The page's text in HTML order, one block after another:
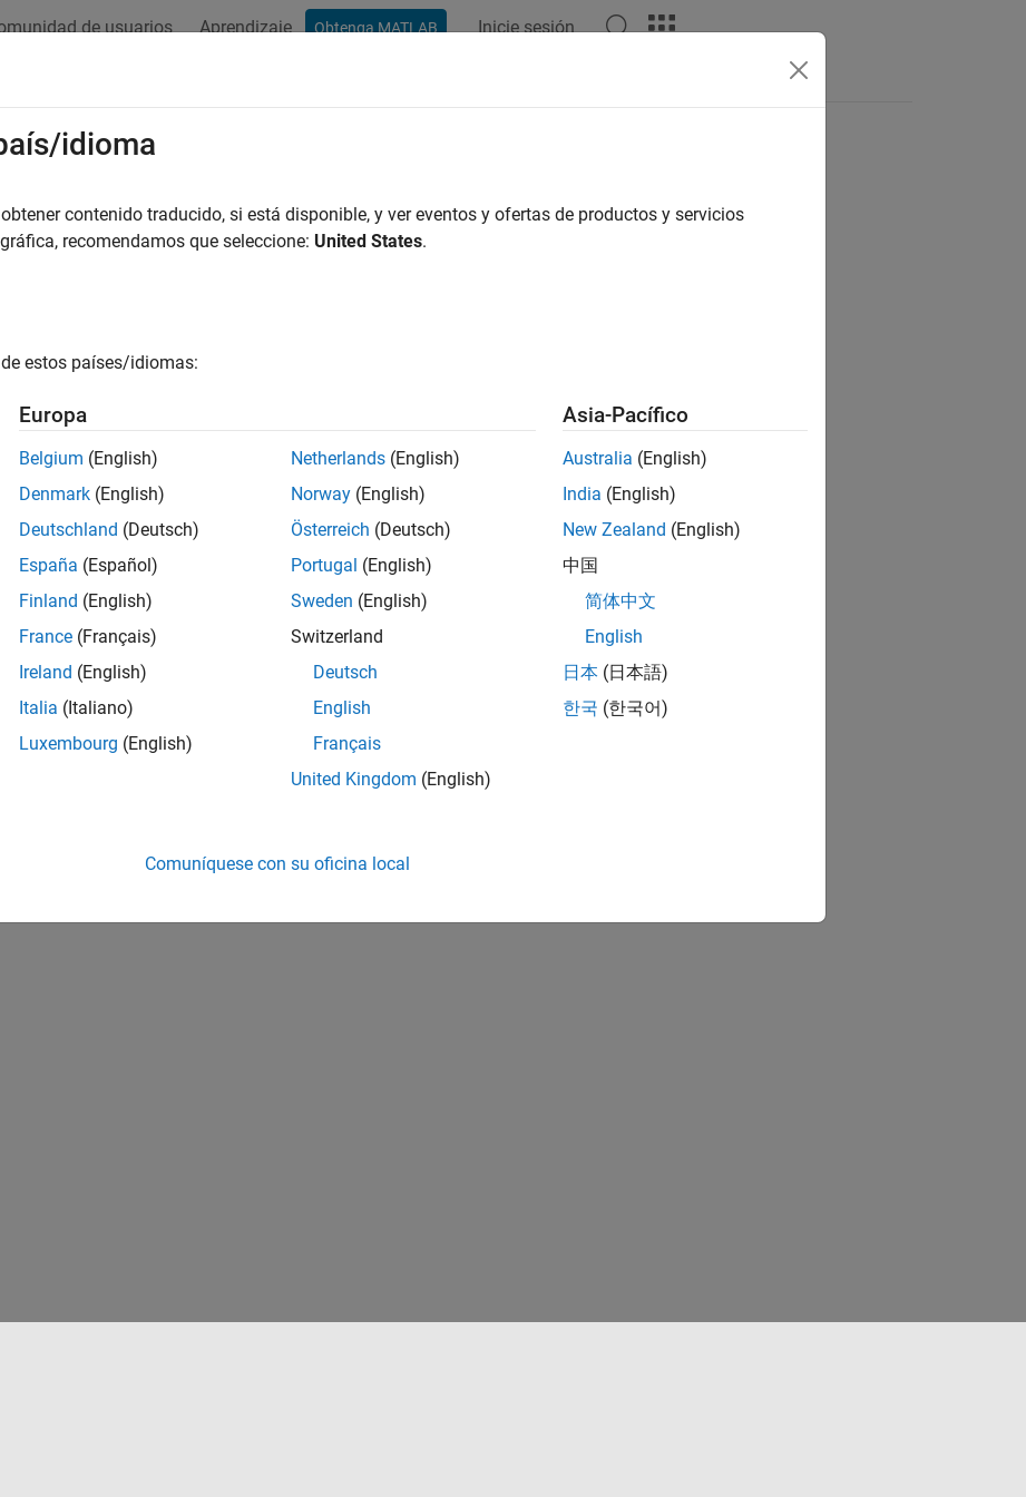
de usuarios Aprendizaje Obtenga MATLAB Inicie sesión
¿Qué tan útil fue esta traducción?
idioma
contenido traducido, si está disponible, y ver eventos y ofertas de productos y servicios
recomendamos que seleccione: United States.
estos países/idiomas:
Europa
Belgium (English)
Denmark (English)
Deutschland (Deutsch)
España (Español)
Finland (English)
France (Français)
Ireland (English)
Italia (Italiano)
Luxembourg (English)
Netherlands (English)
Norway (English)
Österreich (Deutsch)
Portugal (English)
Sweden (English)
Switzerland
Deutsch
English
Français
United Kingdom (English)
Asia-Pacífico
Australia (English)
India (English)
New Zealand (English)
中国
简体中文
English
日本 (日本語)
한국 (한국어)
Comuníquese con su oficina local